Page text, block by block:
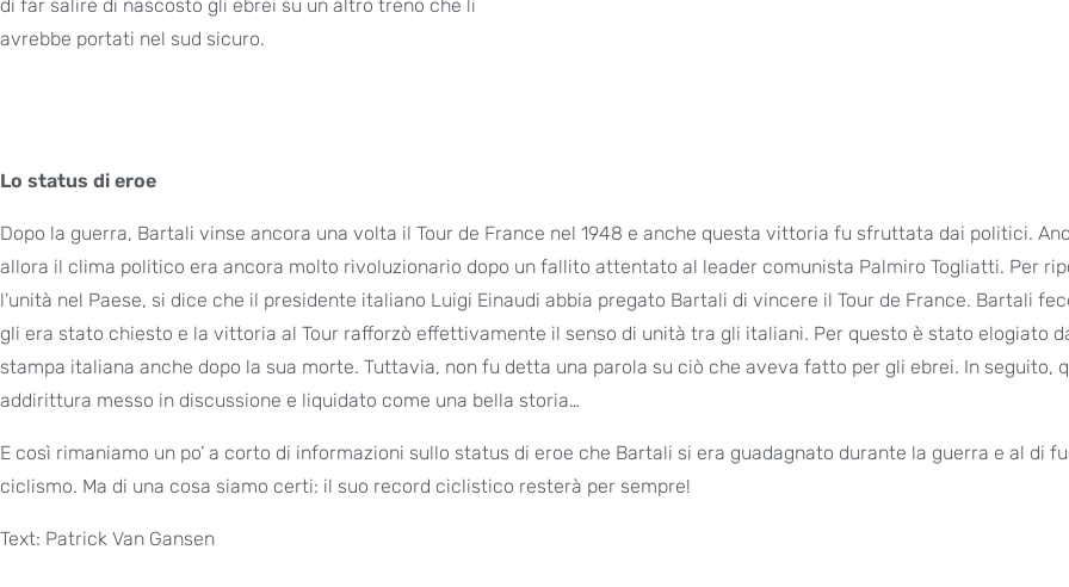
di far salire di nascosto gli ebrei su un altro treno che li
avrebbe portati nel sud sicuro.
Lo status di eroe
Dopo la guerra, Bartali vinse ancora una volta il Tour de France nel 1948 e anche questa vittoria fu sfruttata dai politici.
allora il clima politico era ancora molto rivoluzionario dopo un fallito attentato al leader comunista Palmiro Togliatti. Per
l’unità nel Paese, si dice che il presidente italiano Luigi Einaudi abbia pregato Bartali di vincere il Tour de France. Bartali
gli era stato chiesto e la vittoria al Tour rafforzò effettivamente il senso di unità tra gli italiani. Per questo è stato elogiato
stampa italiana anche dopo la sua morte. Tuttavia, non fu detta una parola su ciò che aveva fatto per gli ebrei. In seguito,
addirittura messo in discussione e liquidato come una bella storia…
E così rimaniamo un po’ a corto di informazioni sullo status di eroe che Bartali si era guadagnato durante la guerra e al di
ciclismo. Ma di una cosa siamo certi: il suo record ciclistico resterà per sempre!
Text: Patrick Van Gansen